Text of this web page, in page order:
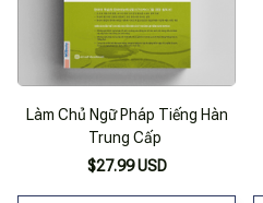
Làm Chủ Ngữ Pháp Tiếng Hàn
Trung Cấp
$27.99 USD